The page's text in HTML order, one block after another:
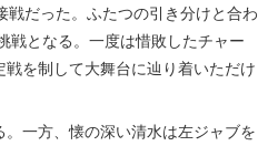
だった。ふたつの引き分けと合わ
戦となる。一度は惜敗したチャー
を制して大舞台に辿り着いただけ
一方、懐の深い清水は左ジャブを